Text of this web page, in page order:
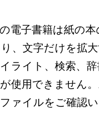
電子書籍は紙の
、文字だけを拡
ライト、検索、
使用できません
ァイルをご確認